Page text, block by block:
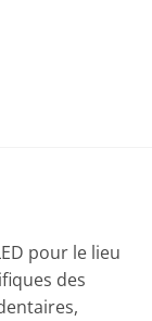
pour le lieu
des